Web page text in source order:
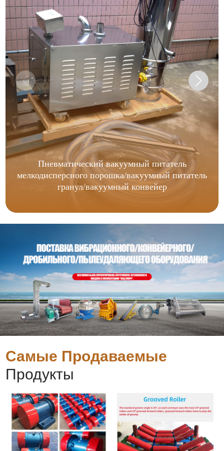
Пневматический вакуумный питатель
мелкодисперсного порошка/вакуумный питатель
гранул/вакуумный конвейер
Самые Продаваемые
Продукты